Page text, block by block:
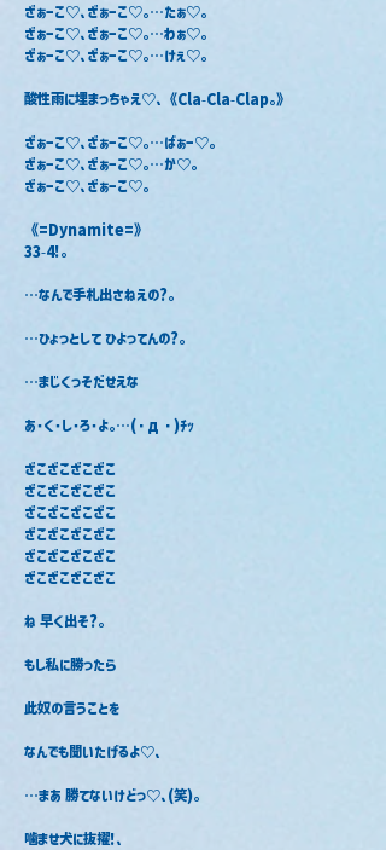
ざぁーこ♡､ざぁーこ♡｡⋯たぁ♡｡
ざぁーこ♡､ざぁーこ♡｡⋯わぁ♡｡
ざぁーこ♡､ざぁーこ♡｡⋯けぇ♡｡
酸性雨に埋まっちゃえ♡､《Cla-Cla-Clap｡》
ざぁーこ♡､ざぁーこ♡｡⋯ばぁー♡｡
ざぁーこ♡､ざぁーこ♡｡⋯か♡｡
ざぁーこ♡､ざぁーこ♡｡
《=Dynamite=》
33-4!｡
⋯なんで手札出さねえの?｡
⋯ひょっとして ひよってんの?。
⋯まじくっそだせえな
あ･く･し･ろ･よ｡⋯(・д・)ﾁｯ
ざこざこざこざこ
ざこざこざこざこ
ざこざこざこざこ
ざこざこざこざこ
ざこざこざこざこ
ざこざこざこざこ
ね 早く出そ?｡
もし私に勝ったら
此奴の言うことを
なんでも聞いたげるよ♡､
⋯まあ 勝てないけどっ♡､(笑)｡
噛ませ犬に抜擢!､